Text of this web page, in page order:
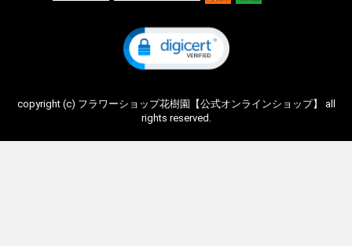
copyright (c) フラワーショップ花樹園【公式オンラインショップ】 all
rights reserved.